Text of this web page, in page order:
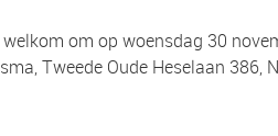
om op woensdag 30
Tweede Oude Heselaan 386,